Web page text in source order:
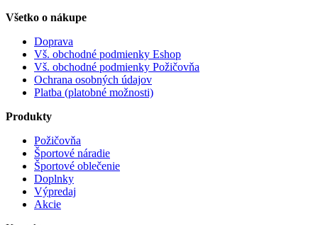
Všetko o nákupe
Doprava
Vš. obchodné podmienky Eshop
Vš. obchodné podmienky Požičovňa
Ochrana osobných údajov
Platba (platobné možnosti)
Produkty
Požičovňa
Športové náradie
Športové oblečenie
Doplnky
Výpredaj
Akcie